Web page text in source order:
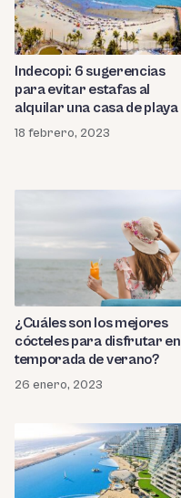
Indecopi: 6 sugerencias
para evitar estafas al
alquilar una casa de playa
18 febrero, 2023
¿Cuáles son los mejores
cócteles para disfrutar en
temporada de verano?
26 enero, 2023